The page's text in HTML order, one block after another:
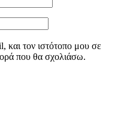
τον ιστότοπο μου σε
που θα σχολιάσω.